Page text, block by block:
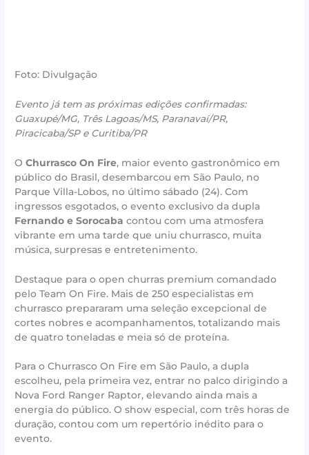
Foto: Divulgação
Evento já tem as próximas edições confirmadas:
Guaxupé/MG, Três Lagoas/MS, Paranavaí/PR,
Piracicaba/SP e Curitiba/PR
OChurrasco On Fire, maior evento gastronômico em
público do Brasil, desembarcou em São Paulo, no
Parque Villa-Lobos, no último sábado (24). Com
ingressos esgotados, o evento exclusivo da dupla
Fernando e Sorocaba contou com uma atmosfera
vibrante em uma tarde que uniu churrasco, muita
música, surpresas e entretenimento.
Destaque para o open churras premium comandado
pelo Team On Fire. Mais de 250 especialistas em
churrasco prepararam uma seleção excepcional de
cortes nobres e acompanhamentos, totalizando mais
de quatro toneladas e meia só de proteína.
Para o Churrasco On Fire em São Paulo, a dupla
escolheu, pela primeira vez, entrar no palco dirigindo a
Nova Ford Ranger Raptor, elevando ainda mais a
energia do público. O show especial, com três horas de
duração, contou com um repertório inédito para o
evento.